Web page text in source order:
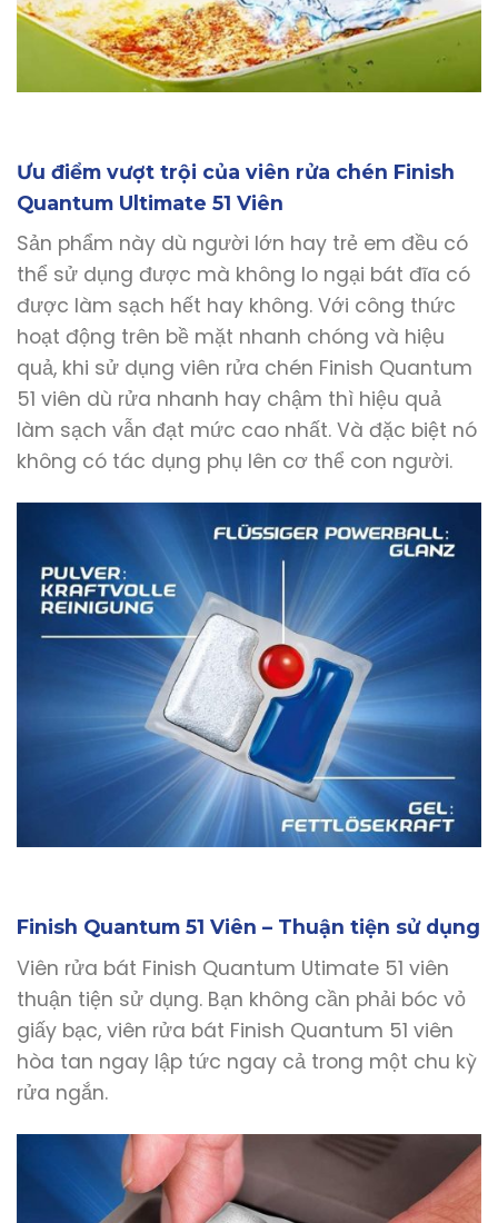
Ưu điểm vượt trội của viên rửa chén Finish
Quantum Ultimate 51 Viên
Sản phẩm này dù người lớn hay trẻ em đều có
thể sử dụng được mà không lo ngại bát đĩa có
được làm sạch hết hay không. Với công thức
hoạt động trên bề mặt nhanh chóng và hiệu
quả, khi sử dụng viên rửa chén Finish Quantum
51 viên dù rửa nhanh hay chậm thì hiệu quả
làm sạch vẫn đạt mức cao nhất. Và đặc biệt nó
không có tác dụng phụ lên cơ thể con người.
Finish Quantum 51 Viên – Thuận tiện sử dụng
Viên rửa bát Finish Quantum Utimate 51 viên
thuận tiện sử dụng. Bạn không cần phải bóc vỏ
giấy bạc, viên rửa bát Finish Quantum 51 viên
hòa tan ngay lập tức ngay cả trong một chu kỳ
rửa ngắn.